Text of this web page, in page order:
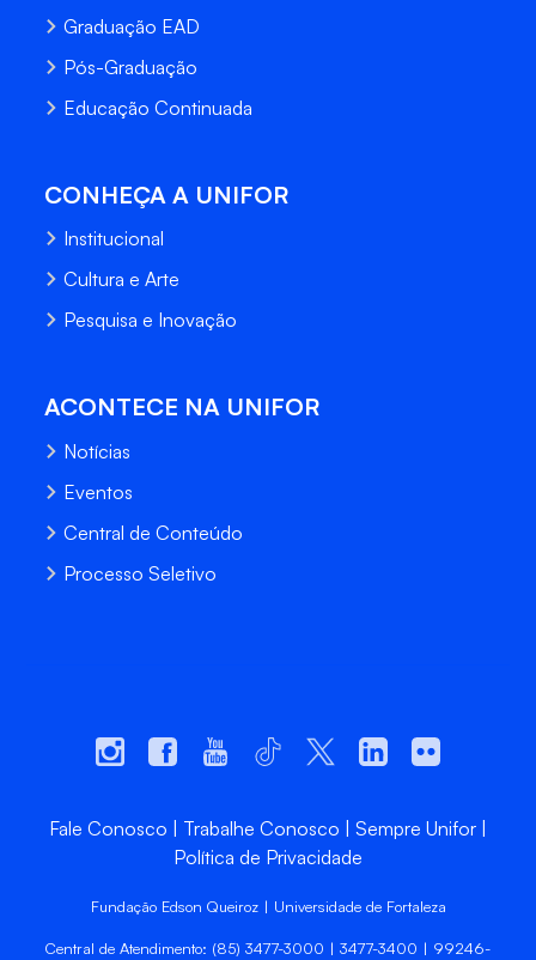
Graduação EAD
Pós-Graduação
Educação Continuada
CONHEÇA A UNIFOR
Institucional
Cultura e Arte
Pesquisa e Inovação
ACONTECE NA UNIFOR
Notícias
Eventos
Central de Conteúdo
Processo Seletivo
Fale Conosco Trabalhe Conosco
Sempre Unifor
Política de Privacidade
Fundação Edson Queiroz | Universidade de Fortaleza
Central de Atendimento: (85) 3477-3000 | 3477-3400 | 99246-